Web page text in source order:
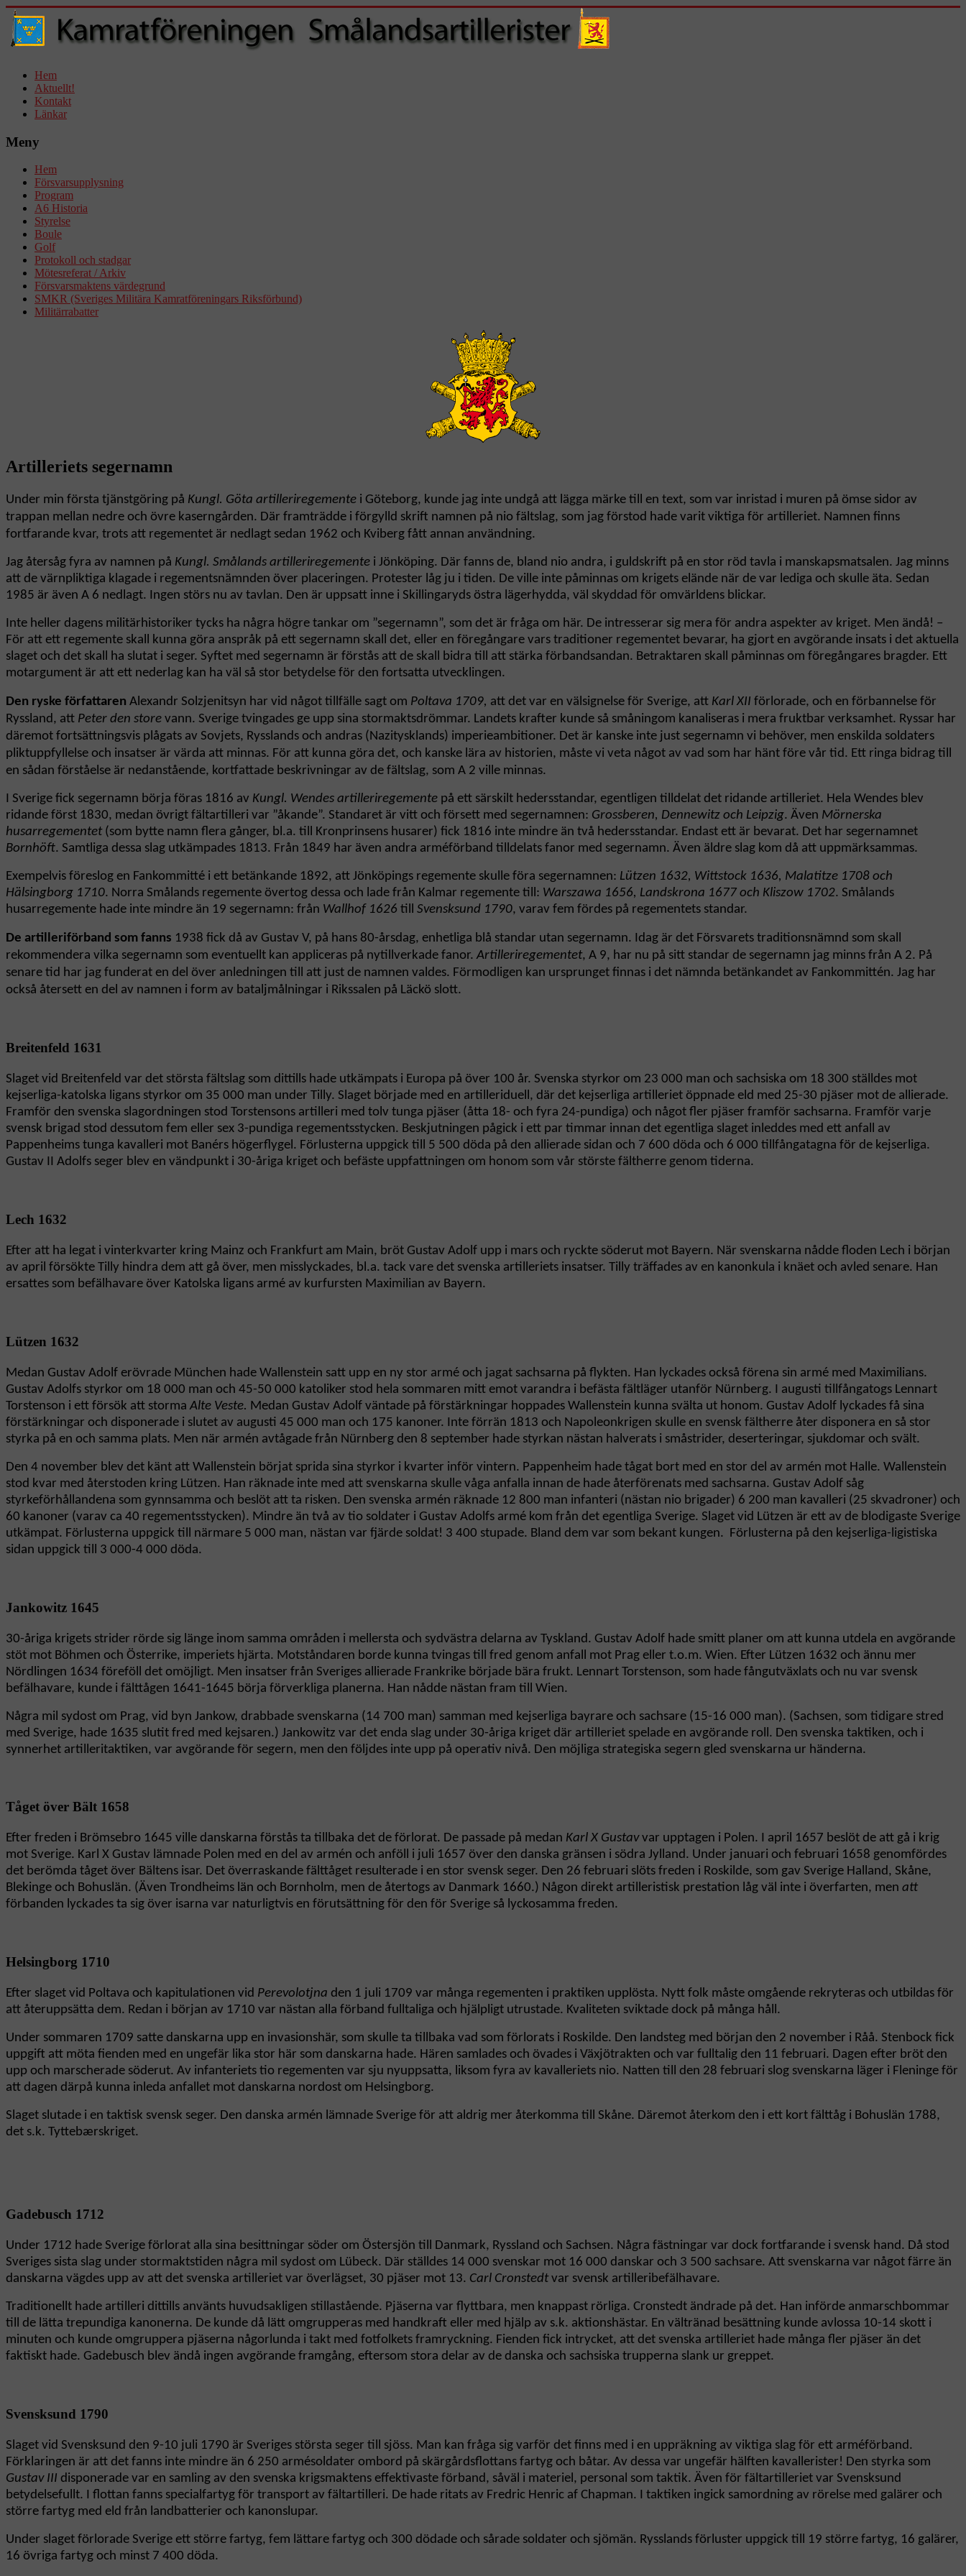
Hem
Aktuellt!
Kontakt
Länkar
Meny
Hem
Försvarsupplysning
Program
A6 Historia
Styrelse
Boule
Golf
Protokoll och stadgar
Mötesreferat / Arkiv
Försvarsmaktens värdegrund
SMKR (Sveriges Militära Kamratföreningars Riksförbund)
Militärrabatter
Artilleriets segernamn
Under min första tjänstgöring på Kungl. Göta artilleriregemente i Göteborg, kunde jag inte undgå att lägga märke till en text, som var inristad i muren på ömse sidor av
trappan mellan nedre och övre kaserngården. Där framträdde i förgylld skrift namnen på nio fältslag, som jag förstod hade varit viktiga för artilleriet. Namnen finns
fortfarande kvar, trots att regementet är nedlagt sedan 1962 och Kviberg fått annan användning.
Jag återsåg fyra av namnen på Kungl. Smålands artilleriregemente i Jönköping. Där fanns de, bland nio andra, i guldskrift på en stor röd tavla i manskapsmatsalen. Jag minns
att de värnpliktiga klagade i regementsnämnden över placeringen. Protester låg ju i tiden. De ville inte påminnas om krigets elände när de var lediga och skulle äta. Sedan
1985 är även A 6 nedlagt. Ingen störs nu av tavlan. Den är uppsatt inne i Skillingaryds östra lägerhydda, väl skyddad för omvärldens blickar.
Inte heller dagens militärhistoriker tycks ha några högre tankar om ”segernamn”, som det är fråga om här. De intresserar sig mera för andra aspekter av kriget. Men ändå! –
För att ett regemente skall kunna göra anspråk på ett segernamn skall det, eller en föregångare vars traditioner regementet bevarar, ha gjort en avgörande insats i det aktuella
slaget och det skall ha slutat i seger. Syftet med segernamn är förstås att de skall bidra till att stärka förbandsandan. Betraktaren skall påminnas om föregångares bragder. Ett
motargument är att ett nederlag kan ha väl så stor betydelse för den fortsatta utvecklingen.
Den ryske författaren Alexandr Solzjenitsyn har vid något tillfälle sagt om Poltava 1709, att det var en välsignelse för Sverige, att Karl XII förlorade, och en förbannelse för
Ryssland, att Peter den store vann. Sverige tvingades ge upp sina stormaktsdrömmar. Landets krafter kunde så småningom kanaliseras i mera fruktbar verksamhet. Ryssar har
däremot fortsättningsvis plågats av Sovjets, Rysslands och andras (Nazitysklands) imperieambitioner. Det är kanske inte just segernamn vi behöver, men enskilda soldaters
pliktuppfyllelse och insatser är värda att minnas. För att kunna göra det, och kanske lära av historien, måste vi veta något av vad som har hänt före vår tid. Ett ringa bidrag till
en sådan förståelse är nedanstående, kortfattade beskrivningar av de fältslag, som A 2 ville minnas.
I Sverige fick segernamn börja föras 1816 av Kungl. Wendes artilleriregemente på ett särskilt hedersstandar, egentligen tilldelat det ridande artilleriet. Hela Wendes blev
ridande först 1830, medan övrigt fältartilleri var ”åkande”. Standaret är vitt och försett med segernamnen: Grossberen, Dennewitz och Leipzig. Även Mörnerska
husarregementet(som bytte namn flera gånger, bl.a. till Kronprinsens husarer) fick 1816 inte mindre än två hedersstandar. Endast ett är bevarat. Det har segernamnet
Bornhöft. Samtliga dessa slag utkämpades 1813. Från 1849 har även andra arméförband tilldelats fanor med segernamn. Även äldre slag kom då att uppmärksammas.
Exempelvis föreslog en Fankommitté i ett betänkande 1892, att Jönköpings regemente skulle föra segernamnen: Lützen 1632, Wittstock 1636, Malatitze 1708 och
Hälsingborg 1710. Norra Smålands regemente övertog dessa och lade från Kalmar regemente till: Warszawa 1656, Landskrona 1677 och Kliszow 1702. Smålands
husarregemente hade inte mindre än 19 segernamn: från Wallhof 1626 till Svensksund 1790, varav fem fördes på regementets standar.
De artilleriförband som fanns 1938 fick då av Gustav V, på hans 80-årsdag, enhetliga blå standar utan segernamn. Idag är det Försvarets traditionsnämnd som skall
rekommendera vilka segernamn som eventuellt kan appliceras på nytillverkade fanor.Artilleriregementet, A 9, har nu på sitt standar de segernamn jag minns från A 2. På
senare tid har jag funderat en del över anledningen till att just de namnen valdes. Förmodligen kan ursprunget finnas i det nämnda betänkandet av Fankommittén. Jag har
också återsett en del av namnen i form av bataljmålningar i Rikssalen på Läckö slott.
Breitenfeld 1631
Slaget vid Breitenfeld var det största fältslag som dittills hade utkämpats i Europa på över 100 år. Svenska styrkor om 23 000 man och sachsiska om 18 300 ställdes mot
kejserliga-katolska ligans styrkor om 35 000 man under Tilly. Slaget började med en artilleriduell, där det kejserliga artilleriet öppnade eld med 25-30 pjäser mot de allierade.
Framför den svenska slagordningen stod Torstensons artilleri med tolv tunga pjäser (åtta 18- och fyra 24-pundiga) och något fler pjäser framför sachsarna. Framför varje
svensk brigad stod dessutom fem eller sex 3-pundiga regementsstycken. Beskjutningen pågick i ett par timmar innan det egentliga slaget inleddes med ett anfall av
Pappenheims tunga kavalleri mot Banérs högerflygel. Förlusterna uppgick till 5 500 döda på den allierade sidan och 7 600 döda och 6 000 tillfångatagna för de kejserliga.
Gustav II Adolfs seger blev en vändpunkt i 30-åriga kriget och befäste uppfattningen om honom som vår störste fältherre genom tiderna.
Lech 1632
Efter att ha legat i vinterkvarter kring Mainz och Frankfurt am Main, bröt Gustav Adolf upp i mars och ryckte söderut mot Bayern. När svenskarna nådde floden Lech i början
av april försökte Tilly hindra dem att gå över, men misslyckades, bl.a. tack vare det svenska artilleriets insatser. Tilly träffades av en kanonkula i knäet och avled senare. Han
ersattes som befälhavare över Katolska ligans armé av kurfursten Maximilian av Bayern.
Lützen 1632
Medan Gustav Adolf erövrade München hade Wallenstein satt upp en ny stor armé och jagat sachsarna på flykten. Han lyckades också förena sin armé med Maximilians.
Gustav Adolfs styrkor om 18 000 man och 45-50 000 katoliker stod hela sommaren mitt emot varandra i befästa fältläger utanför Nürnberg. I augusti tillfångatogs Lennart
Torstenson i ett försök att stormaAlte Veste. Medan Gustav Adolf väntade på förstärkningar hoppades Wallenstein kunna svälta ut honom. Gustav Adolf lyckades få sina
förstärkningar och disponerade i slutet av augusti 45 000 man och 175 kanoner. Inte förrän 1813 och Napoleonkrigen skulle en svensk fältherre åter disponera en så stor
styrka på en och samma plats. Men när armén avtågade från Nürnberg den 8 september hade styrkan nästan halverats i småstrider, deserteringar, sjukdomar och svält.
Den 4 november blev det känt att Wallenstein börjat sprida sina styrkor i kvarter inför vintern. Pappenheim hade tågat bort med en stor del av armén mot Halle. Wallenstein
stod kvar med återstoden kring Lützen. Han räknade inte med att svenskarna skulle våga anfalla innan de hade återförenats med sachsarna. Gustav Adolf såg
styrkeförhållandena som gynnsamma och beslöt att ta risken. Den svenska armén räknade 12 800 man infanteri (nästan nio brigader) 6 200 man kavalleri (25 skvadroner) och
60 kanoner (varav ca 40 regementsstycken). Mindre än två av tio soldater i Gustav Adolfs armé kom från det egentliga Sverige. Slaget vid Lützen är ett av de blodigaste Sverige
utkämpat. Förlusterna uppgick till närmare 5 000 man, nästan var fjärde soldat! 3 400 stupade. Bland dem var som bekant kungen. Förlusterna på den kejserliga-ligistiska
sidan uppgick till 3 000-4 000 döda.
Jankowitz 1645
30-åriga krigets strider rörde sig länge inom samma områden i mellersta och sydvästra delarna av Tyskland. Gustav Adolf hade smitt planer om att kunna utdela en avgörande
stöt mot Böhmen och Österrike, imperiets hjärta. Motståndaren borde kunna tvingas till fred genom anfall mot Prag eller t.o.m. Wien. Efter Lützen 1632 och ännu mer
Nördlingen 1634 föreföll det omöjligt. Men insatser från Sveriges allierade Frankrike började bära frukt. Lennart Torstenson, som hade fångutväxlats och nu var svensk
befälhavare, kunde i fälttågen 1641-1645 börja förverkliga planerna. Han nådde nästan fram till Wien.
Några mil sydost om Prag, vid byn Jankow, drabbade svenskarna (14 700 man) samman med kejserliga bayrare och sachsare (15-16 000 man). (Sachsen, som tidigare stred
med Sverige, hade 1635 slutit fred med kejsaren.) Jankowitz var det enda slag under 30-åriga kriget där artilleriet spelade en avgörande roll. Den svenska taktiken, och i
synnerhet artilleritaktiken, var avgörande för segern, men den följdes inte upp på operativ nivå. Den möjliga strategiska segern gled svenskarna ur händerna.
Tåget över Bält 1658
Efter freden i Brömsebro 1645 ville danskarna förstås ta tillbaka det de förlorat. De passade på medan Karl X Gustavvar upptagen i Polen. I april 1657 beslöt de att gå i krig
mot Sverige. Karl X Gustav lämnade Polen med en del av armén och anföll i juli 1657 över den danska gränsen i södra Jylland. Under januari och februari 1658 genomfördes
det berömda tåget över Bältens isar. Det överraskande fälttåget resulterade i en stor svensk seger. Den 26 februari slöts freden i Roskilde, som gav Sverige Halland, Skåne,
Blekinge och Bohuslän. (Även Trondheims län och Bornholm, men de återtogs av Danmark 1660.) Någon direkt artilleristisk prestation låg väl inte i överfarten, men att
förbanden lyckades ta sig över isarna var naturligtvis en förutsättning för den för Sverige så lyckosamma freden.
Helsingborg 1710
Efter slaget vid Poltava och kapitulationen vid Perevolotjna den 1 juli 1709 var många regementen i praktiken upplösta. Nytt folk måste omgående rekryteras och utbildas för
att återuppsätta dem. Redan i början av 1710 var nästan alla förband fulltaliga och hjälpligt utrustade. Kvaliteten sviktade dock på många håll.
Under sommaren 1709 satte danskarna upp en invasionshär, som skulle ta tillbaka vad som förlorats i Roskilde. Den landsteg med början den 2 november i Råå. Stenbock fick
uppgift att möta fienden med en ungefär lika stor här som danskarna hade. Hären samlades och övades i Växjötrakten och var fulltalig den 11 februari. Dagen efter bröt den
upp och marscherade söderut. Av infanteriets tio regementen var sju nyuppsatta, liksom fyra av kavalleriets nio. Natten till den 28 februari slog svenskarna läger i Fleninge för
att dagen därpå kunna inleda anfallet mot danskarna nordost om Helsingborg.
Slaget slutade i en taktisk svensk seger. Den danska armén lämnade Sverige för att aldrig mer återkomma till Skåne. Däremot återkom den i ett kort fälttåg i Bohuslän 1788,
det s.k. Tyttebærskriget.
Gadebusch 1712
Under 1712 hade Sverige förlorat alla sina besittningar söder om Östersjön till Danmark, Ryssland och Sachsen. Några fästningar var dock fortfarande i svensk hand. Då stod
Sveriges sista slag under stormaktstiden några mil sydost om Lübeck. Där ställdes 14 000 svenskar mot 16 000 danskar och 3 500 sachsare. Att svenskarna var något färre än
danskarna vägdes upp av att det svenska artilleriet var överlägset, 30 pjäser mot 13. Carl Cronstedtvar svensk artilleribefälhavare.
Traditionellt hade artilleri dittills använts huvudsakligen stillastående. Pjäserna var flyttbara, men knappast rörliga. Cronstedt ändrade på det. Han införde anmarschbommar
till de lätta trepundiga kanonerna. De kunde då lätt omgrupperas med handkraft eller med hjälp av s.k. aktionshästar. En vältränad besättning kunde avlossa 10-14 skott i
minuten och kunde omgruppera pjäserna någorlunda i takt med fotfolkets framryckning. Fienden fick intrycket, att det svenska artilleriet hade många fler pjäser än det
faktiskt hade. Gadebusch blev ändå ingen avgörande framgång, eftersom stora delar av de danska och sachsiska trupperna slank ur greppet.
Svensksund 1790
Slaget vid Svensksund den 9-10 juli 1790 är Sveriges största seger till sjöss. Man kan fråga sig varför det finns med i en uppräkning av viktiga slag för ett arméförband.
Förklaringen är att det fanns inte mindre än 6 250 armésoldater ombord på skärgårdsflottans fartyg och båtar. Av dessa var ungefär hälften kavallerister! Den styrka som
Gustav III disponerade var en samling av den svenska krigsmaktens effektivaste förband, såväl i materiel, personal som taktik. Även för fältartilleriet var Svensksund
betydelsefullt. I flottan fanns specialfartyg för transport av fältartilleri. De hade ritats av Fredric Henric af Chapman. I taktiken ingick samordning av rörelse med galärer och
större fartyg med eld från landbatterier och kanonslupar.
Under slaget förlorade Sverige ett större fartyg, fem lättare fartyg och 300 dödade och sårade soldater och sjömän. Rysslands förluster uppgick till 19 större fartyg, 16 galärer,
16 övriga fartyg och minst 7 400 döda.